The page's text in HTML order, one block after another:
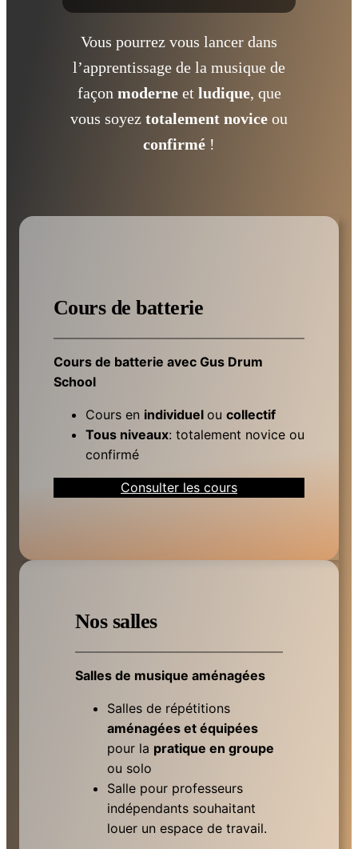
Vous pourrez vous lancer dans
l’apprentissage de la musique de
façon moderne et ludique, que
vous soyez totalement novice ou
confirmé !
Coursde batterie
Cours de batterie avec Gus Drum
School
Cours en individuel ou collectif
Tous niveaux: totalement novice ou
confirmé
Consulter les cours
Nos salles
Salles de musique aménagées
Salles de répétitions
aménagées et équipées
pour la pratique en groupe
ou solo
Salle pour professeurs
indépendants souhaitant
louer un espace de travail.